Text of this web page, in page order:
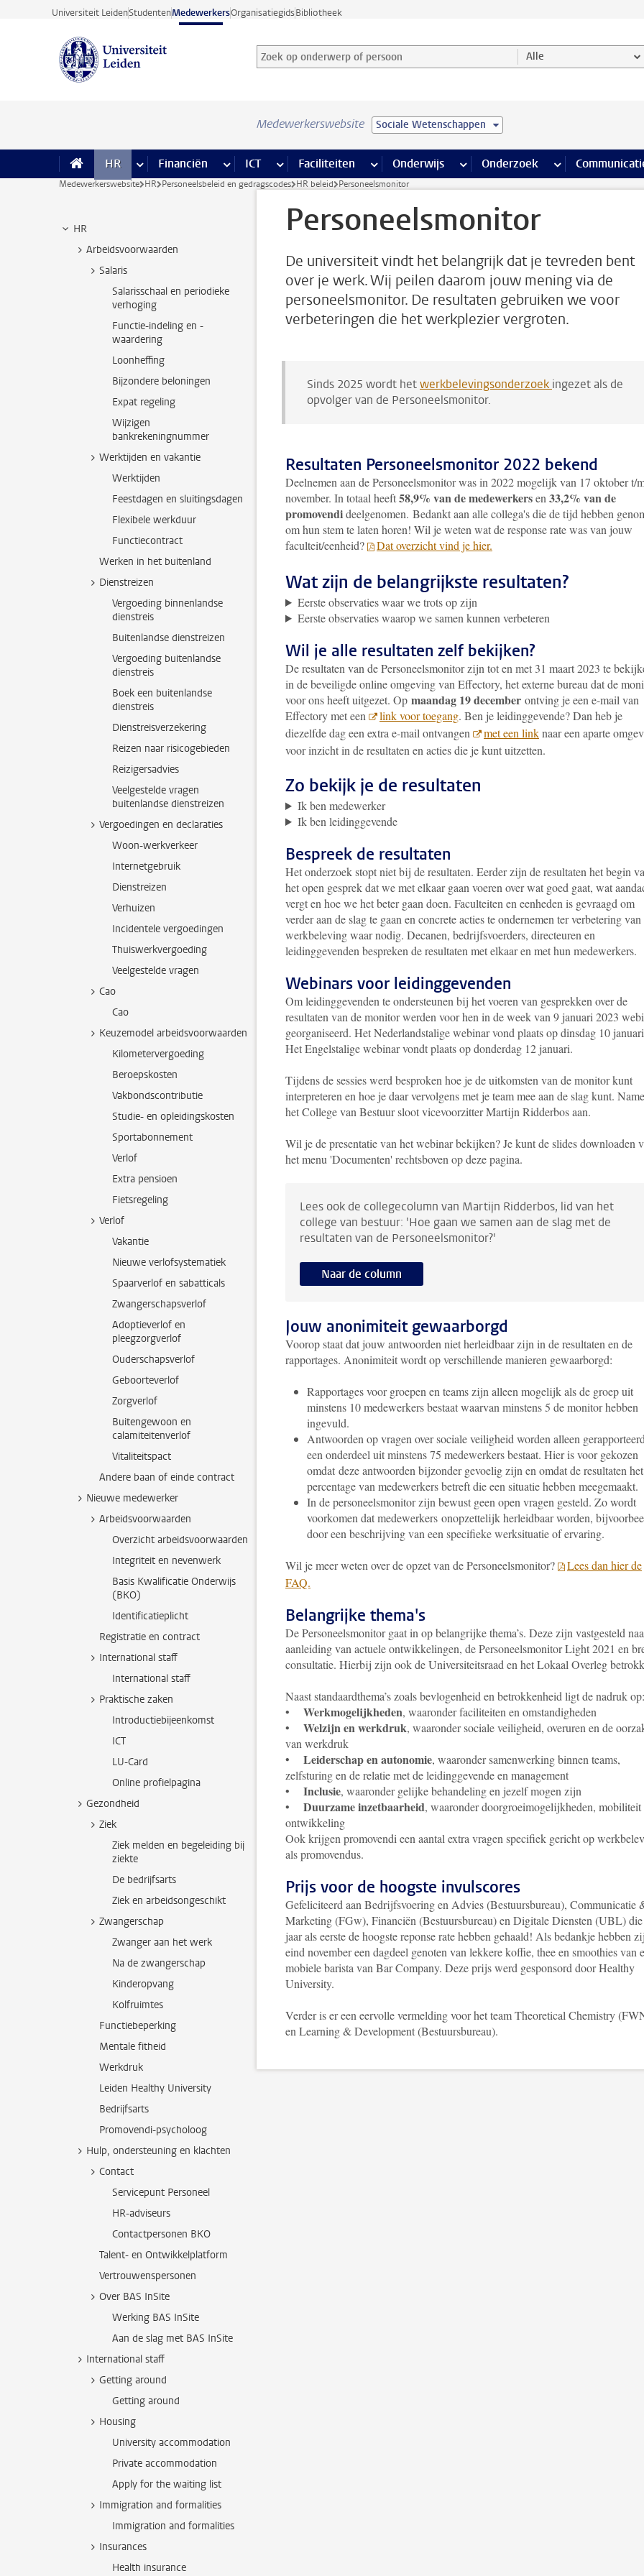
Ga direct naar de inhoud
Universiteit LeidenStudentenMedewerkersOrganisatiegidsBibliotheek
Zoek op onderwerp of persoon en selecteer categorie
Zoekterm Alle
Medewerkerswebsite Sociale Wetenschappen
HR meer HR pagina’s
Financiën meer Financiën pagina’s
ICT meer ICT pagina’s
Faciliteiten meer Faciliteiten pagina’s
Onderwijs meer Onderwijs pagina’s
Onderzoek meer Onderzoek
Medewerkerswebsite HR Personeelsbeleid en gedragscodes HR beleid Personeelsmonitor
HR
Arbeidsvoorwaarden
Salaris
Salarisschaal en periodieke
verhoging
Functie-indeling en -
waardering
Loonheffing
Bijzondere beloningen
Expat regeling
Wijzigen
bankrekeningnummer
Werktijden en vakantie
Werktijden
Feestdagen en sluitingsdagen
Flexibele werkduur
Functiecontract
Werken in het buitenland
Dienstreizen
Vergoeding binnenlandse
dienstreis
Buitenlandse dienstreizen
Vergoeding buitenlandse
dienstreis
Boek een buitenlandse
dienstreis
Dienstreisverzekering
Reizen naar risicogebieden
Reizigersadvies
Veelgestelde vragen
buitenlandse dienstreizen
Vergoedingen en declaraties
Woon-werkverkeer
Internetgebruik
Dienstreizen
Verhuizen
Incidentele vergoedingen
Thuiswerkvergoeding
Veelgestelde vragen
Cao
Cao
Keuzemodel arbeidsvoorwaarden
Kilometervergoeding
Beroepskosten
Vakbondscontributie
Studie- en opleidingskosten
Sportabonnement
Verlof
Extra pensioen
Fietsregeling
Verlof
Vakantie
Nieuwe verlofsystematiek
Spaarverlof en sabatticals
Zwangerschapsverlof
Adoptieverlof en
pleegzorgverlof
Ouderschapsverlof
Geboorteverlof
Zorgverlof
Buitengewoon en
calamiteitenverlof
Vitaliteitspact
Andere baan of einde contract
Nieuwe medewerker
Arbeidsvoorwaarden
Overzicht arbeidsvoorwaarden
Integriteit en nevenwerk
Basis Kwalificatie Onderwijs
(BKO)
Identificatieplicht
Registratie en contract
International staff
International staff
Praktische zaken
Introductiebijeenkomst
ICT
LU-Card
Online profielpagina
Gezondheid
Ziek
Ziek melden en begeleiding bij
ziekte
De bedrijfsarts
Ziek en arbeidsongeschikt
Zwangerschap
Zwanger aan het werk
Na de zwangerschap
Kinderopvang
Kolfruimtes
Functiebeperking
Mentale fitheid
Werkdruk
Leiden Healthy University
Bedrijfsarts
Promovendi-psycholoog
Hulp, ondersteuning en klachten
Contact
Servicepunt Personeel
HR-adviseurs
Contactpersonen BKO
Talent- en Ontwikkelplatform
Vertrouwenspersonen
Over BAS InSite
Werking BAS InSite
Aan de slag met BAS InSite
International staff
Getting around
Getting around
Housing
University accommodation
Private accommodation
Apply for the waiting list
Immigration and formalities
Immigration and formalities
Insurances
Health insurance
Personeelsmonitor
De universiteit vindt het belangrijk dat je tevreden bent
over je werk. Wij peilen daarom jouw mening via de
personeelsmonitor. De resultaten gebruiken we voor
verbeteringen die het werkplezier vergroten.
Sinds 2025 wordt hetwerkbelevingsonderzoek ingezet als de
opvolger van de Personeelsmonitor.
Resultaten Personeelsmonitor 2022 bekend
Deelnemen aan de Personeelsmonitor was in 2022 mogelijk van 17 oktober t/
november. In totaal heeft58,9% van de medewerkersen 33,2% van de
promovendideelgenomen. Bedankt aan alle collega's die de tijd hebben
om hun stem te laten horen! Wil je weten wat de response rate was van jouw
faculteit/eenheid?
Dat overzicht vind je hier.
Wat zijn de belangrijkste resultaten?
Eerste observaties waar we trots op zijn
Eerste observaties waarop we samen kunnen verbeteren
Wil je alle resultaten zelf bekijken?
De resultaten van de Personeelsmonitor zijn tot en met 31 maart 2023 te
in de beveiligde online omgeving van Effectory, het externe bureau dat de
voor ons heeft uitgezet. Op maandag 19 december ontving je een e-mail van
Effectory met een
link voor toegang. Ben je leidinggevende? Dan heb je
diezelfde dag een extra e-mail ontvangen
met een linknaar een aparte
voor inzicht in de resultaten en acties die je kunt uitzetten.
Zo bekijk je de resultaten
Ik ben medewerker
Ik ben leidinggevende
Bespreek de resultaten
Het onderzoek stopt niet bij de resultaten. Eerder zijn de resultaten het begin
het open gesprek dat we met elkaar gaan voeren over wat goed gaat, wat
vergt en hoe we het beter gaan doen. Faculteiten en eenheden is gevraagd om
verder aan de slag te gaan en concrete acties te ondernemen ter verbetering van
werkbeleving waar nodig. Decanen, bedrijfsvoerders, directeuren en
leidinggevenden bespreken de resultaten met elkaar en met hun medewerkers.
Webinars voor leidinggevenden
Om leidinggevenden te ondersteunen bij het voeren van gesprekken over de
resultaten van de monitor werden voor hen in de week van 9 januari 2023
georganiseerd. Het Nederlandstalige webinar vond plaats op dinsdag 10
Het Engelstalige webinar vondt plaats op donderdag 12 januari.
Tijdens de sessies werd besproken hoe je de uitkomsten van de monitor kunt
interpreteren en hoe je daar vervolgens met je team mee aan de slag kunt.
het College van Bestuur sloot vicevoorzitter Martijn Ridderbos aan.
Wil je de presentatie van het webinar bekijken? Je kunt de slides downloaden
het menu 'Documenten' rechtsboven op deze pagina.
Lees ook de collegecolumn van Martijn Ridderbos, lid van het
college van bestuur: 'Hoe gaan we samen aan de slag met de
resultaten van de Personeelsmonitor?'
Naar de column
Jouw anonimiteit gewaarborgd
Voorop staat dat jouw antwoorden niet herleidbaar zijn in de resultaten en de
rapportages. Anonimiteit wordt op verschillende manieren gewaarborgd:
Rapportages voor groepen en teams zijn alleen mogelijk als de groep uit
minstens 10 medewerkers bestaat waarvan minstens 5 de monitor hebben
ingevuld.
Antwoorden op vragen over sociale veiligheid worden alleen
een onderdeel uit minstens 75 medewerkers bestaat. Hier is voor gekozen
omdat deze antwoorden bijzonder gevoelig zijn en omdat de resultaten het
percentage van medewerkers betreft die een situatie hebben meegemaakt.
In de personeelsmonitor zijn bewust geen open vragen gesteld. Zo wordt
voorkomen dat medewerkers onopzettelijk herleidbaar worden,
door een beschrijving van een specifieke werksituatie of ervaring.
Wil je meer weten over de opzet van de Personeelsmonitor?
Lees dan hier de
FAQ.
Belangrijke thema's
De Personeelsmonitor gaat in op belangrijke thema’s. Deze zijn vastgesteld
aanleiding van actuele ontwikkelingen, de Personeelsmonitor Light 2021 en
consultatie. Hierbij zijn ook de Universiteitsraad en het Lokaal Overleg
Naast standaardthema’s zoals bevlogenheid en betrokkenheid ligt de nadruk op:
• Werkmogelijkheden, waaronder faciliteiten en omstandigheden
• Welzijn en werkdruk, waaronder sociale veiligheid, overuren en de
van werkdruk
• Leiderschap en autonomie, waaronder samenwerking binnen teams,
zelfsturing en de relatie met de leidinggevende en management
•
Inclusie, waaronder gelijke behandeling en jezelf mogen zijn
• Duurzame inzetbaarheid, waaronder doorgroeimogelijkheden, mobiliteit
ontwikkeling
Ook krijgen promovendi een aantal extra vragen specifiek gericht op
als promovendus.
Prijs voor de hoogste invulscores
Gefeliciteerd aan Bedrijfsvoering en Advies (Bestuursbureau), Communicatie
Marketing (FGw), Financiën (Bestuursbureau) en Digitale Diensten (UBL)
jaar als eerste de hoogste reponse rate hebben gehaald! Als bedankje hebben zij
eind november een dagdeel genoten van lekkere koffie, thee en smoothies van
mobiele barista van Bar Company. Deze prijs werd gesponsord door Healthy
University.
Verder is er een eervolle vermelding voor het team Theoretical Chemistry
en Learning & Development (Bestuursbureau).